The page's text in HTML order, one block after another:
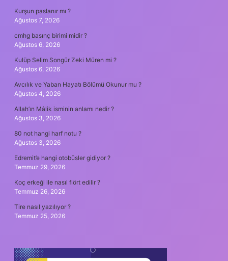
Kurşun paslanır mı ?
Ağustos 7, 2026
cmhg basınç birimi midir ?
Ağustos 6, 2026
Kulüp Selim Songür Zeki Müren mi ?
Ağustos 6, 2026
Avcılık ve Yaban Hayatı Bölümü Okunur mu ?
Ağustos 4, 2026
Allah’ın Mâlik isminin anlamı nedir ?
Ağustos 3, 2026
80 not hangi harf notu ?
Ağustos 3, 2026
Edremit’e hangi otobüsler gidiyor ?
Temmuz 29, 2026
Koç erkeği ile nasıl flört edilir ?
Temmuz 26, 2026
Tire nasıl yazılıyor ?
Temmuz 25, 2026